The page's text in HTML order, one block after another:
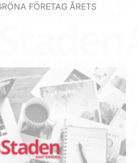
FÖRETAG ÅRETS